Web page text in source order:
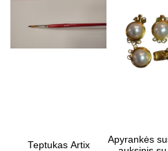
Teptukas Artix
Apyrankės